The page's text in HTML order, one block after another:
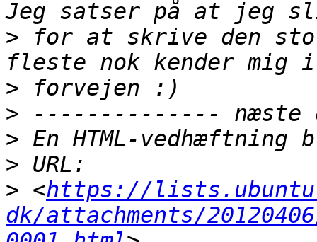
> for at skrive den
>
>
>
>
> <https://
dk/attachments/